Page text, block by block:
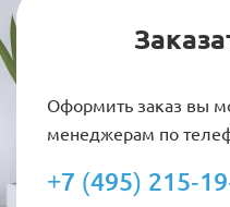
Оформить заказ вы
менеджерам по
+7 (495) 215-